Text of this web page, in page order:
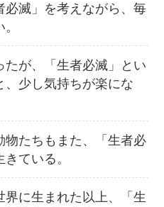
必滅」を考えながら、毎
たが、「生者必滅」とい
、少し気持ちが楽にな
物たちもまた、「生者必
ている。
界に生まれた以上、「生